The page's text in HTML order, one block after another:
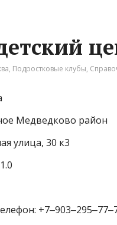
, Подростковые клубы,
Медведково район
улица, 30 к3